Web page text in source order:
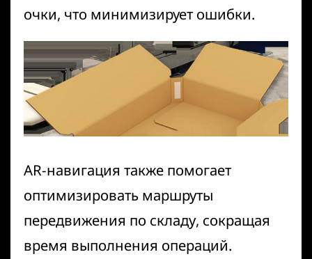
очки, что минимизирует ошибки.
AR-навигация также помогает
оптимизировать маршруты
передвижения по складу, сокращая
время выполнения операций.